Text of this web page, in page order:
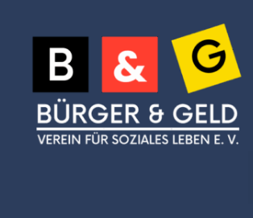
Inhalt
springen